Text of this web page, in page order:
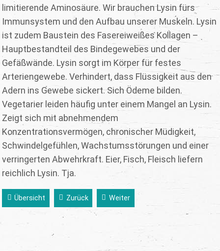
limitierende Aminosäure. Wir brauchen Lysin fürs
Immunsystem und den Aufbau unserer Muskeln. Lysin
ist zudem Baustein des Fasereiweißes Kollagen –
Hauptbestandteil des Bindegewebes und der
Gefäßwände. Lysin sorgt im Körper für festes
Arteriengewebe. Verhindert, dass Flüssigkeit aus den
Adern ins Gewebe sickert. Sich Ödeme bilden.
Vegetarier leiden häufig unter einem Mangel an Lysin.
Zeigt sich mit abnehmendem
Konzentrationsvermögen, chronischer Müdigkeit,
Schwindelgefühlen, Wachstumsstörungen und einer
verringerten Abwehrkraft. Eier, Fisch, Fleisch liefern
reichlich Lysin. Tja.
Übersicht Zurück Weiter